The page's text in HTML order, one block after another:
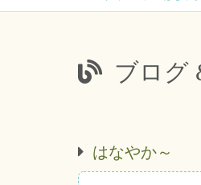
ブログ
はなやか～